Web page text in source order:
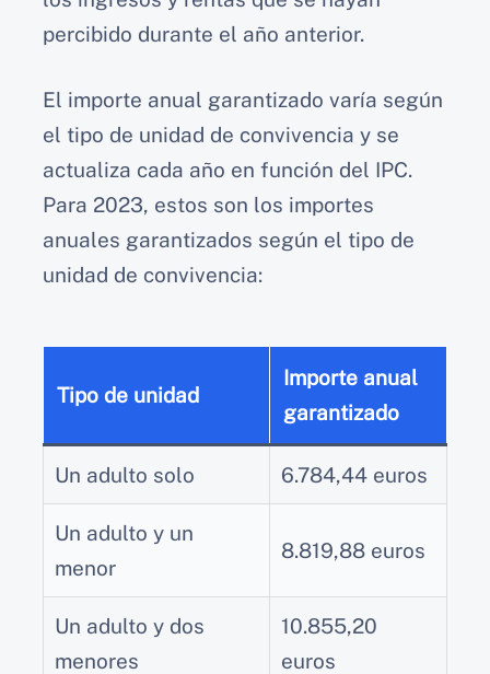
percibido durante el año anterior.
El importe anual garantizado varía según
el tipo de unidad de convivencia y se
actualiza cada año en función del IPC.
Para 2023, estos son los importes
anuales garantizados según el tipo de
unidad de convivencia:
Tipo de unidad
Importe anual
garantizado
Un adulto solo 6.784,44 euros
Un adulto y un
menor
8.819,88 euros
Un adulto y dos
menores
10.855,20
euros